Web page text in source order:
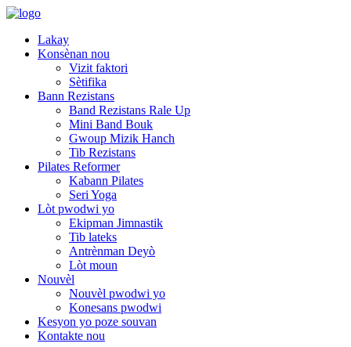
Lakay
Konsènan nou
Vizit faktori
Sètifika
Bann Rezistans
Band Rezistans Rale Up
Mini Band Bouk
Gwoup Mizik Hanch
Tib Rezistans
Pilates Reformer
Kabann Pilates
Seri Yoga
Lòt pwodwi yo
Ekipman Jimnastik
Tib lateks
Antrènman Deyò
Lòt moun
Nouvèl
Nouvèl pwodwi yo
Konesans pwodwi
Kesyon yo poze souvan
Kontakte nou